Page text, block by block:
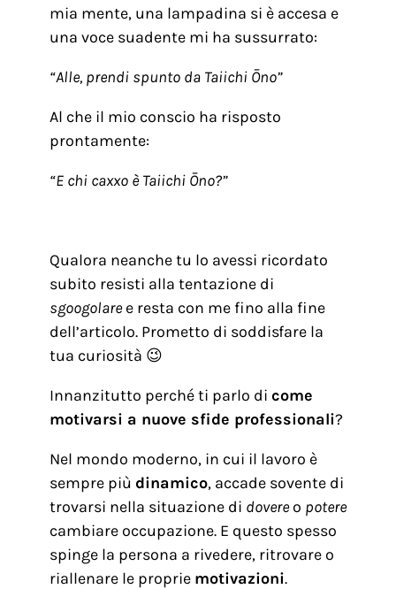
mia mente, una lampadina si è accesa e
una voce suadente mi ha sussurrato:
“Alle, prendi spunto da Taiichi Ōno”
Al che il mio conscio ha risposto
prontamente:
“E chi caxxo è Taiichi Ōno?”
Qualora neanche tu lo avessi ricordato
subito resisti alla tentazione di
sgoogolaree resta con me fino alla fine
dell’articolo. Prometto di soddisfare la
tua curiosità 😉
Innanzitutto perché ti parlo di come
motivarsi a nuove sfide professionali?
Nel mondo moderno, in cui il lavoro è
sempre più dinamico, accade sovente di
trovarsi nella situazione di dovereo potere
cambiare occupazione. E questo spesso
spinge la persona a rivedere, ritrovare o
riallenare le proprie motivazioni.